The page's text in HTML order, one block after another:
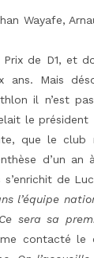
Wayafe,
de D1, et
ans. Mais
il n’est
le président
que le club
d’un an
de
l’équipe
sera sa
contacté le